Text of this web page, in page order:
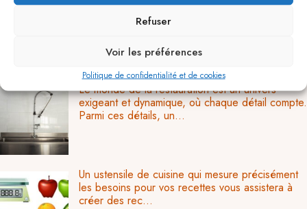
Refuser
Voir les préférences
Politique de confidentialité et de cookies
Vous aimerez aussi...
Le monde de la restauration est un univers
exigeant et dynamique, où chaque détail compte.
Parmi ces détails, un...
Un ustensile de cuisine qui mesure précisément
les besoins pour vos recettes vous assistera à
créer des rec...